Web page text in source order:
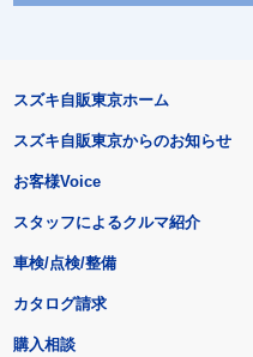
スズキ自販東京ホーム
スズキ自販東京からのお知らせ
お客様Voice
スタッフによるクルマ紹介
車検/点検/整備
カタログ請求
購入相談